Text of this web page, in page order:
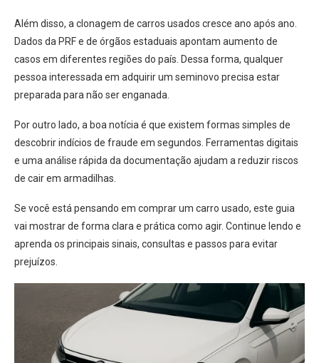
Além disso, a clonagem de carros usados cresce ano após ano.
Dados da PRF e de órgãos estaduais apontam aumento de
casos em diferentes regiões do país. Dessa forma, qualquer
pessoa interessada em adquirir um seminovo precisa estar
preparada para não ser enganada.
Por outro lado, a boa notícia é que existem formas simples de
descobrir indícios de fraude em segundos. Ferramentas digitais
e uma análise rápida da documentação ajudam a reduzir riscos
de cair em armadilhas.
Se você está pensando em comprar um carro usado, este guia
vai mostrar de forma clara e prática como agir. Continue lendo e
aprenda os principais sinais, consultas e passos para evitar
prejuízos.